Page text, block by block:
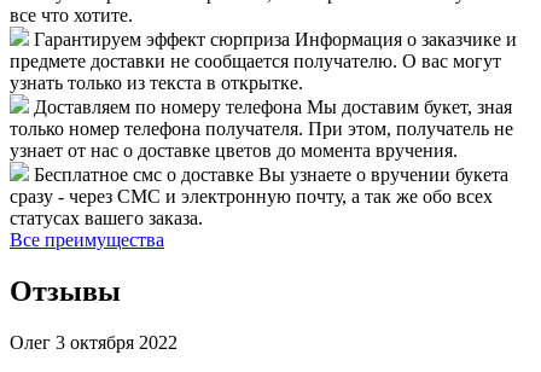
все что хотите.
Гарантируем эффект сюрприза Информация о заказчике и
предмете доставки не сообщается получателю. О вас могут
узнать только из текста в открытке.
Доставляем по номеру телефона Мы доставим букет, зная
только номер телефона получателя. При этом, получатель не
узнает от нас о доставке цветов до момента вручения.
Бесплатное смс о доставке Вы узнаете о вручении букета
сразу - через СМС и электронную почту, а так же обо всех
статусах вашего заказа.
Все преимущества
Отзывы
Олег 3 октября 2022